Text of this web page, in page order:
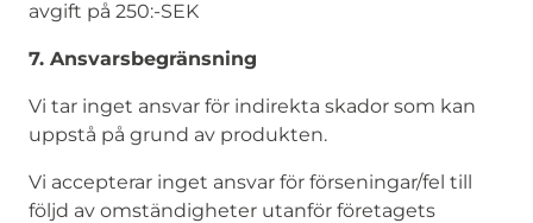
avgift på 250:-SEK
7. Ansvarsbegränsning
Vi tar inget ansvar för indirekta skador som kan
uppstå på grund av produkten.
Vi accepterar inget ansvar för förseningar/fel till
följd av omständigheter utanför företagets